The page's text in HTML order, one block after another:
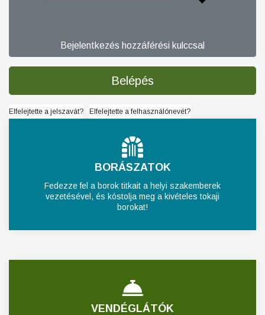
Bejelentkezés hozzáférési kulccsal
Belépés
Elfelejtette a jelszavát? Elfelejtette a felhasználónevét?
BORÁSZATOK
Fedezze fel a borok titkait a helyi szakemberek
vezetésével, és kóstolja meg a kivételes tokaji
borokat!
VENDÉGLÁTÓK